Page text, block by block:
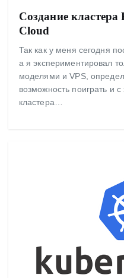
Создание кластера
Cloud
Так как у меня сегодня
а я экспериментировал
моделями и VPS,
возможность поиграть и
кластера…